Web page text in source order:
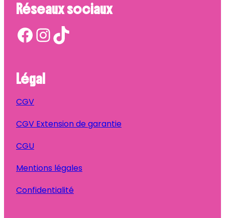
Réseaux sociaux
Facebook InstagramTikTok
Légal
CGV
CGV Extension de garantie
CGU
Mentions légales
Confidentialité